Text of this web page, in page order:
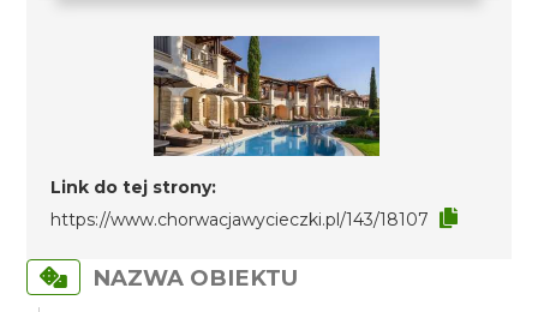
Link do tej strony:
https://www.chorwacjawycieczki.pl/143/18107
NAZWA OBIEKTU